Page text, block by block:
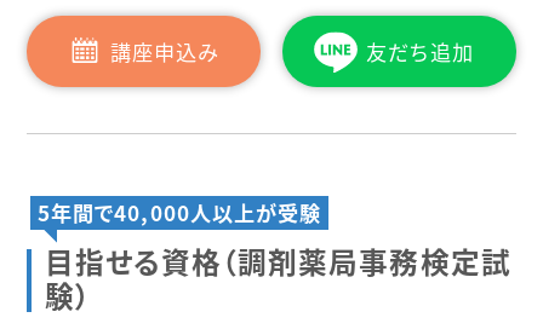
講座申込み 友だち追加
目指せる資格（調剤薬局事務検定試
験）
5年間で40,000人以上が受験